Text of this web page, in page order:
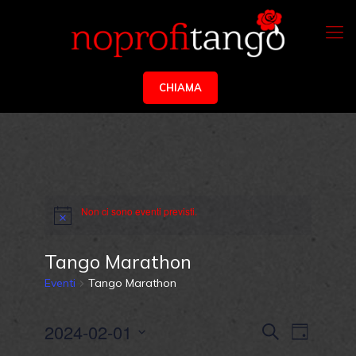
CHIAMA
Non ci sono eventi previsti.
Tango Marathon
Eventi Tango Marathon
Eventi
Cerca Evento
Viste
Giorno
2024-02-01